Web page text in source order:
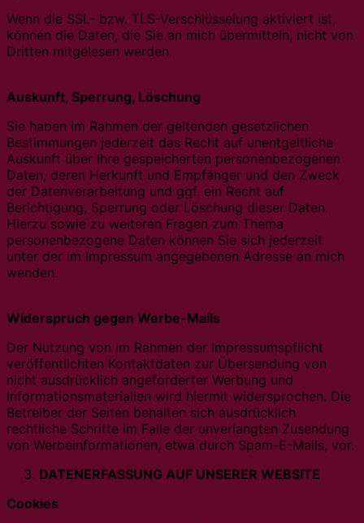
Wenn die SSL- bzw. TLS-Verschlüsselung aktiviert ist,
können die Daten, die Sie an mich übermitteln, nicht von
Dritten mitgelesen werden.
Auskunft, Sperrung, Löschung
Sie haben im Rahmen der geltenden gesetzlichen
Bestimmungen jederzeit das Recht auf unentgeltliche
Auskunft über Ihre gespeicherten personenbezogenen
Daten, deren Herkunft und Empfänger und den Zweck
der Datenverarbeitung und ggf. ein Recht auf
Berichtigung, Sperrung oder Löschung dieser Daten.
Hierzu sowie zu weiteren Fragen zum Thema
personenbezogene Daten können Sie sich jederzeit
unter der im Impressum angegebenen Adresse an mich
wenden.
Widerspruch gegen Werbe-Mails
Der Nutzung von im Rahmen der Impressumspflicht
veröffentlichten Kontaktdaten zur Übersendung von
nicht ausdrücklich angeforderter Werbung und
Informationsmaterialien wird hiermit widersprochen. Die
Betreiber der Seiten behalten sich ausdrücklich
rechtliche Schritte im Falle der unverlangten Zusendung
von Werbeinformationen, etwa durch Spam-E-Mails, vor.
DATENERFASSUNG AUF UNSERER WEBSITE
Cookies